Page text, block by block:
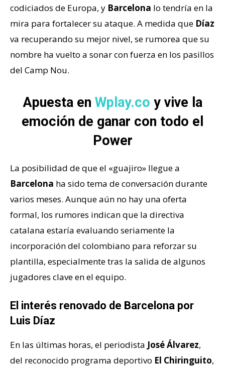
codiciados de Europa, y Barcelona lo tendría en la
mira para fortalecer su ataque. A medida que Díaz
va recuperando su mejor nivel, se rumorea que su
nombre ha vuelto a sonar con fuerza en los pasillos
del Camp Nou.
Apuesta en Wplay.co y vive la
emoción de ganar con todo el
Power
La posibilidad de que el «guajiro» llegue a
Barcelona ha sido tema de conversación durante
varios meses. Aunque aún no hay una oferta
formal, los rumores indican que la directiva
catalana estaría evaluando seriamente la
incorporación del colombiano para reforzar su
plantilla, especialmente tras la salida de algunos
jugadores clave en el equipo.
El interés renovado de Barcelona por
Luis Díaz
En las últimas horas, el periodista José Álvarez,
del reconocido programa deportivo El Chiringuito,